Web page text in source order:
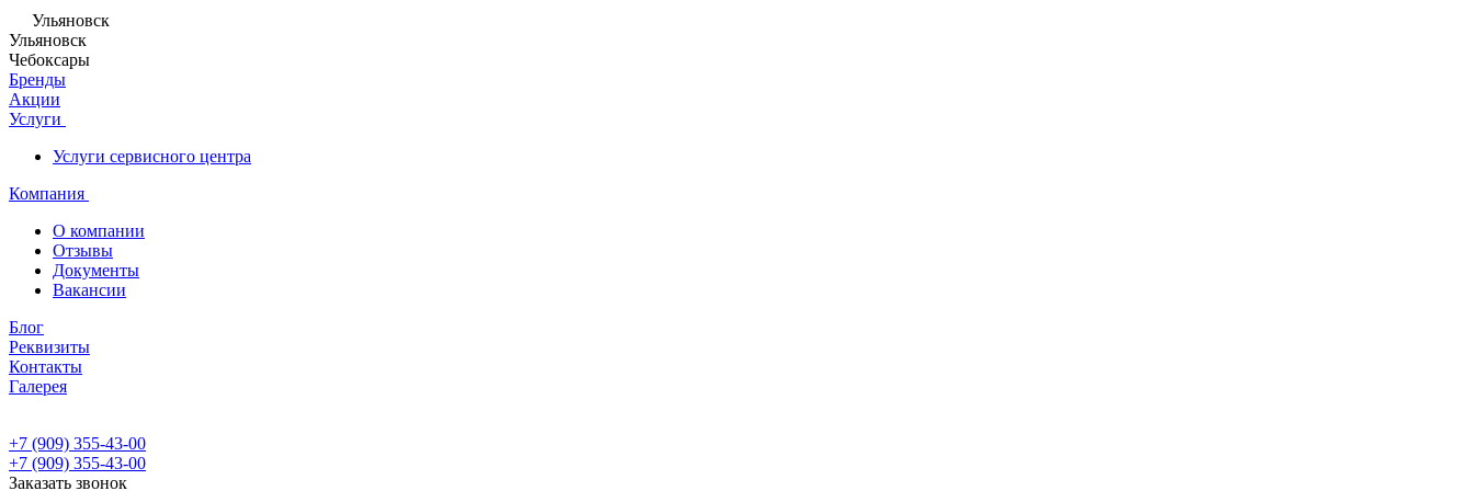
Ульяновск
Ульяновск
Чебоксары
Бренды
Акции
Услуги
Услуги сервисного центра
Компания
О компании
Отзывы
Документы
Вакансии
Блог
Реквизиты
Контакты
Галерея
+7 (909) 355-43-00
+7 (909) 355-43-00
Заказать звонок